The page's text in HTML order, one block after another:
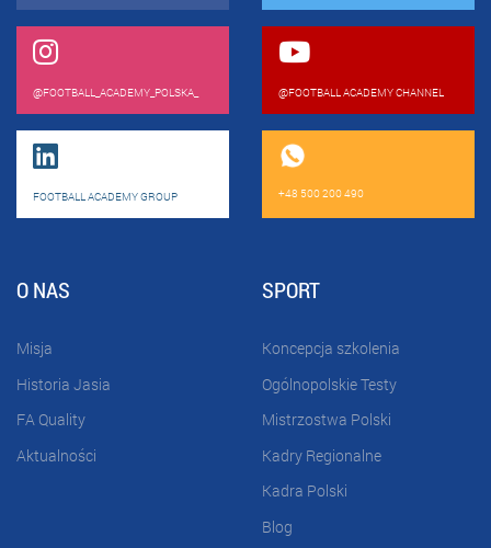
@FOOTBALL_ACADEMY_POLSKA_ @FOOTBALL ACADEMY CHANNEL
FOOTBALL ACADEMY GROUP +48 500 200 490
O NAS
Misja
Historia Jasia
FA Quality
Aktualności
SPORT
Koncepcja szkolenia
Ogólnopolskie Testy
Mistrzostwa Polski
Kadry Regionalne
Kadra Polski
Blog